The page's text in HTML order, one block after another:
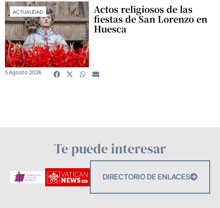
ACTUALIDAD Actos religiosos de las
fiestas de San Lorenzo en
Huesca
5 Agosto 2026
Te puede interesar
DIRECTORIO DE ENLACES